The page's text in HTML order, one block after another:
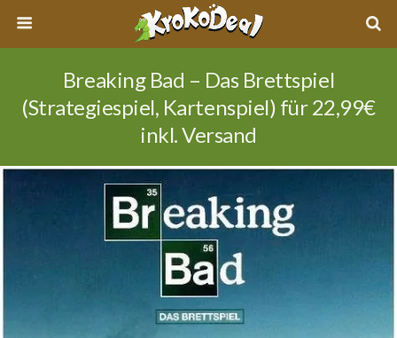
Breaking Bad – Das Brettspiel
(Strategiespiel, Kartenspiel) für 22,99€
inkl. Versand